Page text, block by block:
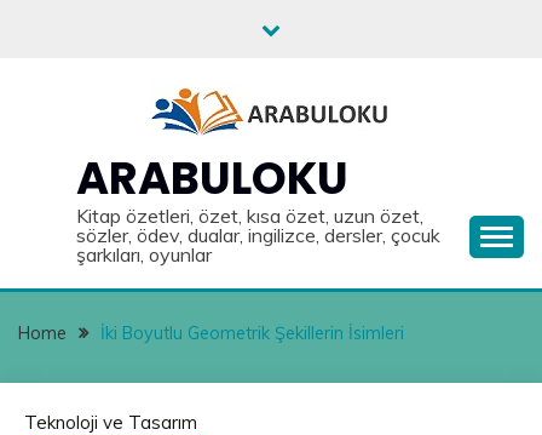
ARABULOKU
Kitap özetleri, özet, kısa özet, uzun özet,
sözler, ödev, dualar, ingilizce, dersler, çocuk
şarkıları, oyunlar
Home İki Boyutlu Geometrik Şekillerin İsimleri
Teknoloji ve Tasarım